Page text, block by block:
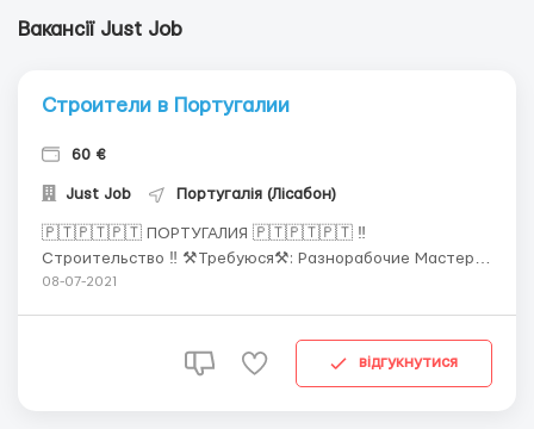
Вакансії Just Job
Строители в Португалии
60 €
Just Job Португалія (Лісабон)
🇵🇹🇵🇹🇵🇹 ПОРТУГАЛИЯ 🇵🇹🇵🇹🇵🇹 ‼️
Строительство ‼ ⚒Требуюся⚒: Разнорабочие Мастера-
универсалы, Арматурщик-опалубщики ▪️штукатурка
евро 💶 Оплата💶 🔸Мастер-универсал 60 евро...
08-07-2021
відгукнутися